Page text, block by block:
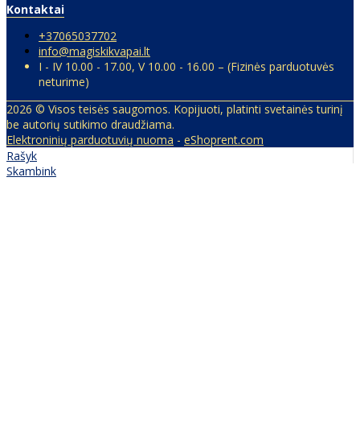
Kontaktai
+37065037702
info@magiskikvapai.lt
I - IV 10.00 - 17.00, V 10.00 - 16.00 – (Fizinės parduotuvės
neturime)
2026 © Visos teisės saugomos. Kopijuoti, platinti svetainės turinį
be autorių sutikimo draudžiama.
Elektroninių parduotuvių nuoma - eShoprent.com
Rašyk
Skambink